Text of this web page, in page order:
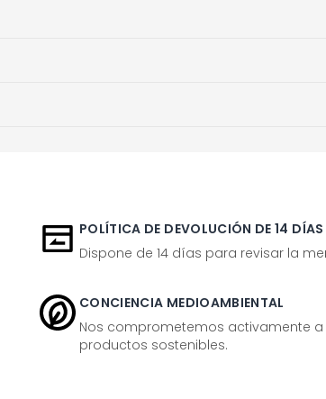
POLÍTICA DE DEVOLUCIÓN DE 14 DÍAS
Dispone de 14 días para revisar la
CONCIENCIA MEDIOAMBIENTAL
Nos comprometemos activamente
productos sostenibles.